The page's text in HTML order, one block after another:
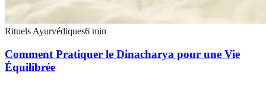
Rituels Ayurvédiques6 min
Comment Pratiquer le Dinacharya pour une Vie
Équilibrée